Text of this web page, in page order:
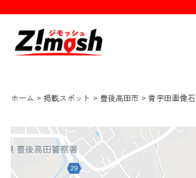
ホーム > 掲載スポット > 豊後高田市 > 青宇田画像石